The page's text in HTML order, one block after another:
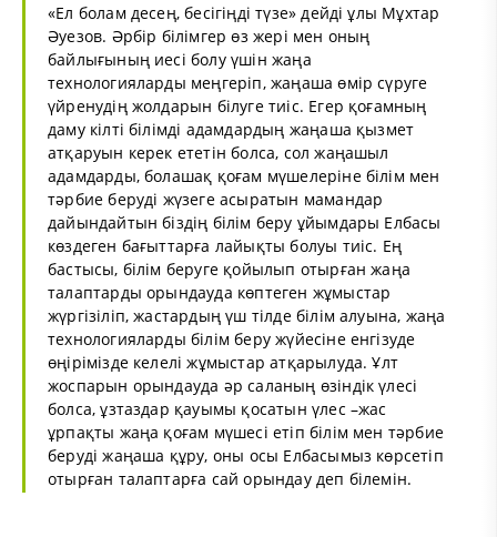
«Ел болам десең, бесігіңді түзе» дейді ұлы Мұхтар
Әуезов. Әрбір білімгер өз жері мен оның
байлығының иесі болу үшін жаңа
технологияларды меңгеріп, жаңаша өмір сүруге
үйренудің жолдарын білуге тиіс. Егер қоғамның
даму кілті білімді адамдардың жаңаша қызмет
атқаруын керек ететін болса, сол жаңашыл
адамдарды, болашақ қоғам мүшелеріне білім мен
тәрбие беруді жүзеге асыратын мамандар
дайындайтын біздің білім беру ұйымдары Елбасы
көздеген бағыттарға лайықты болуы тиіс. Ең
бастысы, білім беруге қойылып отырған жаңа
талаптарды орындауда көптеген жұмыстар
жүргізіліп, жастардың үш тілде білім алуына, жаңа
технологияларды білім беру жүйесіне енгізуде
өңірімізде келелі жұмыстар атқарылуда. Ұлт
жоспарын орындауда әр саланың өзіндік үлесі
болса, ұзтаздар қауымы қосатын үлес –жас
ұрпақты жаңа қоғам мүшесі етіп білім мен тәрбие
беруді жаңаша құру, оны осы Елбасымыз көрсетіп
отырған талаптарға сай орындау деп білемін.